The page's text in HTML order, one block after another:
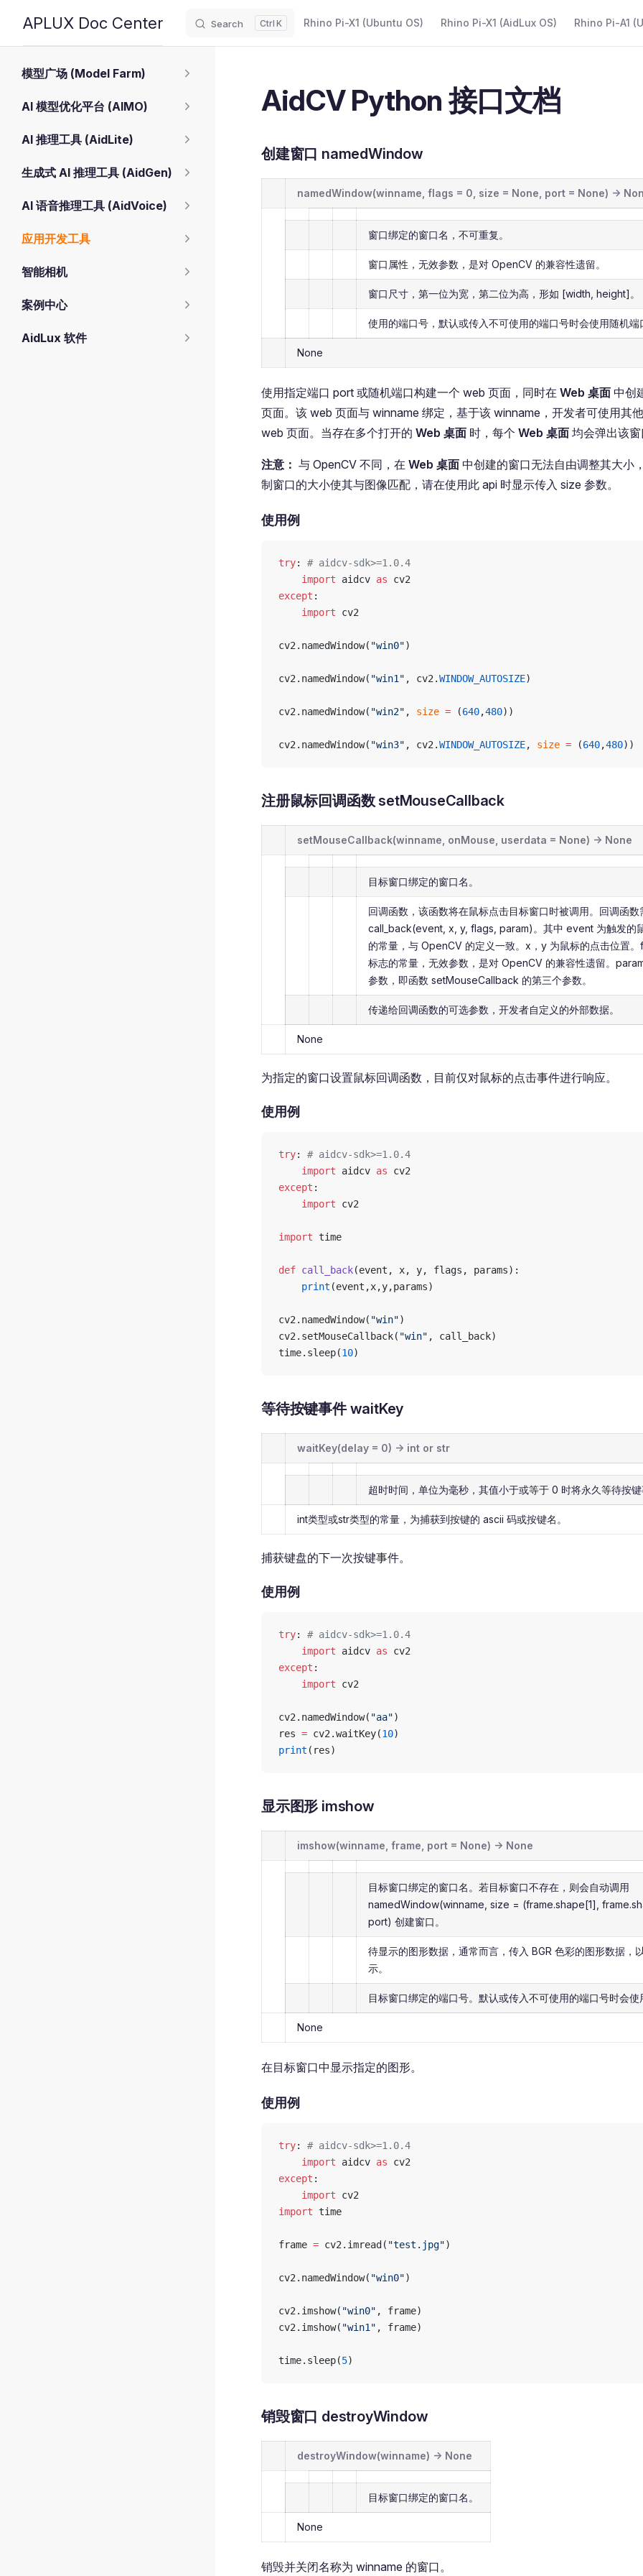
Skip to content
APLUX Doc Center Search K Rhino Pi-X1 (Ubuntu OS) Rhino Pi-X1 (AidLux OS) Rhino Pi-A1
模型广场 (Model Farm)
AI 模型优化平台 (AIMO)
AI 推理工具 (AidLite)
生成式 AI 推理工具 (AidGen)
AI 语音推理工具 (AidVoice)
应用开发工具
智能相机
案例中心
AidLux 软件
AidCV Python 接口文档
创建窗口 namedWindow
namedWindow(winname, flags = 0, size = None, port = None) ->
窗口绑定的窗口名，不可重复。
窗口属性，无效参数，是对 OpenCV 的兼容性遗留。
窗口尺寸，第一位为宽，第二位为高，形如 [width, height]。
使用的端口号，默认或传入不可使用的端口号时会使用随机端
None
使用指定端口 port 或随机端口构建一个 web 页面，同时在 Web 桌面 中创
页面。该 web 页面与 winname 绑定，基于该 winname，开发者可使用其
web 页面。当存在多个打开的 Web 桌面 时，每个 Web 桌面 均会弹出该
注意： 与 OpenCV 不同，在 Web 桌面 中创建的窗口无法自由调整其大小
制窗口的大小使其与图像匹配，请在使用此 api 时显示传入 size 参数。
使用例
try: # aidcv-sdk>=1.0.4
    import
aidcv as cv2
except :
    import
cv2
cv2.namedWindow( "win0")
cv2.namedWindow( "win1" , cv2.WINDOW_AUTOSIZE)
cv2.namedWindow( "win2" , size = (640,480))
cv2.namedWindow( "win3" , cv2.WINDOW_AUTOSIZE, size = (640,480))
注册鼠标回调函数 setMouseCallback
setMouseCallback(winname, onMouse, userdata = None) -> None
目标窗口绑定的窗口名。
回调函数，该函数将在鼠标点击目标窗口时被调用。回调函数
call_back(event, x, y, flags, param)。其中 event 为触发的
的常量，与 OpenCV 的定义一致。x，y 为鼠标的点击位置
标志的常量，无效参数，是对 OpenCV 的兼容性遗留。
参数，即函数 setMouseCallback 的第三个参数。
传递给回调函数的可选参数，开发者自定义的外部数据。
None
为指定的窗口设置鼠标回调函数，目前仅对鼠标的点击事件进行响应。
使用例
try: # aidcv-sdk>=1.0.4
    import
aidcv as cv2
except :
    import
cv2
import time
def call_back(event, x, y, flags, params):
    print
(event,x,y,params)
cv2.namedWindow( "win")
cv2.setMouseCallback( "win" , call_back)
time.sleep(10)
等待按键事件 waitKey
waitKey(delay = 0) -> int or str
超时时间，单位为毫秒，其值小于或等于 0 时将永久等待按
int类型或str类型的常量，为捕获到按键的 ascii 码或按键名。
捕获键盘的下一次按键事件。
使用例
try: # aidcv-sdk>=1.0.4
    import
aidcv as cv2
except :
    import
cv2
cv2.namedWindow( "aa")
res = cv2.waitKey(10)
print (res)
显示图形 imshow
imshow(winname, frame, port = None) -> None
目标窗口绑定的窗口名。若目标窗口不存在，则会自动调用
namedWindow(winname, size = (frame.shape[1],
port) 创建窗口。
待显示的图形数据，通常而言，传入 BGR 色彩的图形数据，
示。
目标窗口绑定的端口号。默认或传入不可使用的端口号时会使
None
在目标窗口中显示指定的图形。
使用例
try: # aidcv-sdk>=1.0.4
    import
aidcv as cv2
except :
    import
cv2
import time
frame = cv2.imread( "test.jpg")
cv2.namedWindow( "win0")
cv2.imshow( "win0" , frame)
cv2.imshow( "win1" , frame)
time.sleep(5)
销毁窗口 destroyWindow
destroyWindow(winname) -> None
目标窗口绑定的窗口名。
None
销毁并关闭名称为 winname 的窗口。